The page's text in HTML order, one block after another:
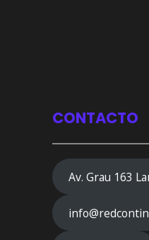
CONTACTO
Av. Grau 163